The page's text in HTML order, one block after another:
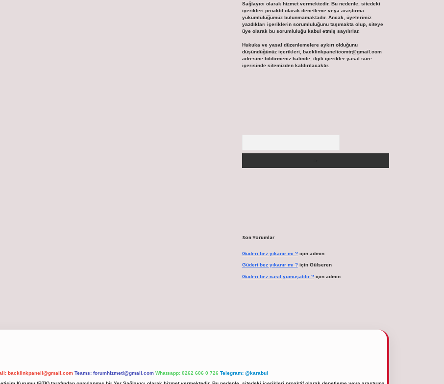
Sağlayıcı olarak hizmet vermektedir. Bu nedenle, sitedeki
içerikleri proaktif olarak denetleme veya araştırma
yükümlülüğümüz bulunmamaktadır. Ancak, üyelerimiz
yazdıkları içeriklerin sorumluluğunu taşımakta olup, siteye
üye olarak bu sorumluluğu kabul etmiş sayılırlar.
Hukuka ve yasal düzenlemelere aykırı olduğunu
düşündüğünüz içerikleri, backlinkpanelicomtr@gmail.com
adresine bildirmeniz halinde, ilgili içerikler yasal süre
içerisinde sitemizden kaldırılacaktır.
Son Yorumlar
Güderi bez yıkanır mı ?için admin
Güderi bez yıkanır mı ?için Gülseren
Güderi bez nasıl yumuşatılır ?için admin
backlinkpaneli@gmail.com Teams: forumhizmeti@gmail.com Whatsapp: 0262 606 0 726 Telegram: @karabul